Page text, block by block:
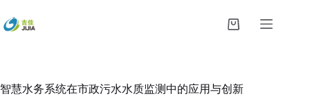
过
内
购
智慧水务系统在市政污水水质监测中的应用与创新